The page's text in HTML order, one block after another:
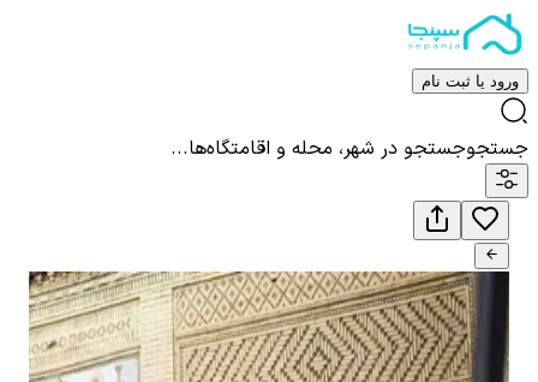
ورود یا ثبت نام
جستجوجستجو در شهر، محله و اقامتگاه‌ها...